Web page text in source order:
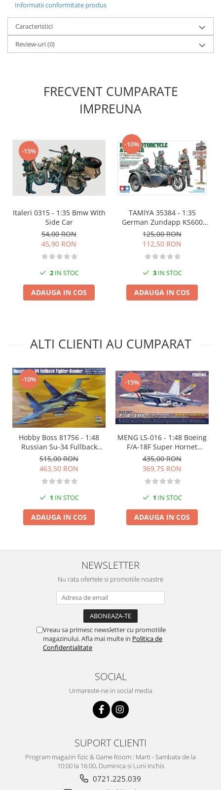
Vallejo Metal Color
AK Interactive
Vopsea Chrome
Creioane Weathering
Auxiliare & Diluanti
Solutii Weathering
Accesorii diorama
Vegetatie
Décor
Sol Diorama
Apa Diorama
The Army Painter
Accesorii pictura The Army Painter
Speedpaints
Warpaints Fanatic
Seturi Vopsele
Spray
Gaahleri
Informatii conformitate produs
Caracteristici
Review-uri(0)
FRECVENT CUMPARATE
IMPREUNA
-15%
Italeri 0315 - 1:35 Bmw With
Side Car
54,00 RON
45,90 RON
2IN STOC
ADAUGA IN COS
-10%
TAMIYA 35384 - 1:35
German Zundapp KS600
Motorcycle and Sidecar
125,00 RON
112,50 RON
3IN STOC
ADAUGA IN COS
ALTI CLIENTI AU CUMPARAT
-10%
Hobby Boss 81756 - 1:48
Russian Su-34 Fullback
Fighter-Bomber
515,00 RON
463,50 RON
1 IN STOC
ADAUGA IN COS
-15%
MENG LS-016 - 1:48 Boeing
F/A-18F Super Hornet
Bounty Hunters
435,00 RON
369,75 RON
1 IN STOC
ADAUGA IN COS
NEWSLETTER
Nu rata ofertele si promotiile noastre
Vreau sa primesc newsletter cu promotiile
magazinului. Afla mai multe in Politica de
Confidentialitate
SOCIAL
Urmareste-ne in social media
SUPORT CLIENTI
Program magazin fizic & Game Room : Marti - Sambata de la
10:00 la 16:00, Duminica si Luni Inchis
0721.225.039